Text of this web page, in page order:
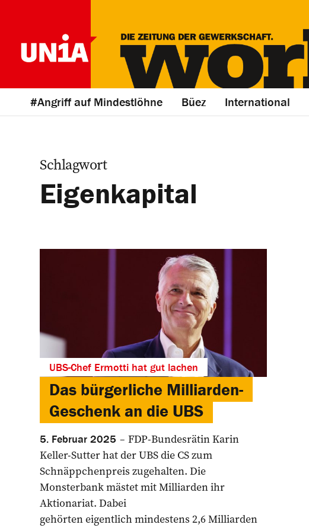
#Angriff auf Mindestlöhne Büez International
Schlagwort
Eigenkapital
UBS-Chef Ermotti hat gut lachen
Das bürgerliche Milliarden-
Geschenk an die UBS
5. Februar 2025
FDP-Bundesrätin Karin
Keller-Sutter hat der UBS die CS zum
Schnäppchenpreis zugehalten. Die
Monsterbank mästet mit Milliarden ihr
Aktionariat. Dabei
gehörten eigentlich mindestens 2,6 Milliarden